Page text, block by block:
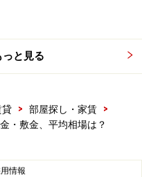
と見る
貸 > 部屋探し・家賃
>
・敷金、平均相場は？
情報